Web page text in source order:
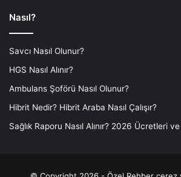
Nasıl?
Savcı Nasıl Olunur?
HGS Nasıl Alınır?
Ambulans Şoförü Nasıl Olunur?
Hibrit Nedir? Hibrit Araba Nasıl Çalışır?
Sağlık Raporu Nasıl Alınır? 2026 Ücretleri